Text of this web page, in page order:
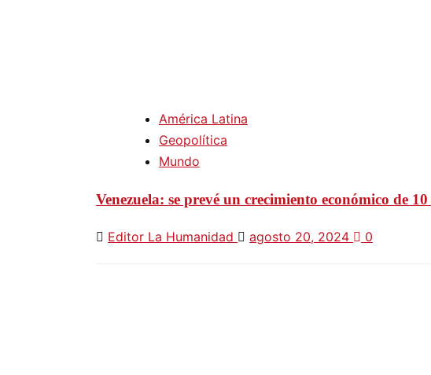
América Latina
Geopolítica
Mundo
Venezuela: se prevé un crecimiento económico de
Editor La Humanidad agosto 20, 2024 0